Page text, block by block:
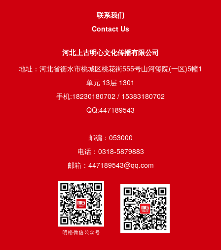
联系我们
Contact Us
河北上古明心文化传播有限公司
地址：河北省衡水市桃城区桃花街555号山河玺院(一区)5幢1
单元 13层 1301
手机:18230180702 / 15383180702
QQ:447189543
邮编：053000
电话：0318-5879883
邮箱：447189543@qq.com